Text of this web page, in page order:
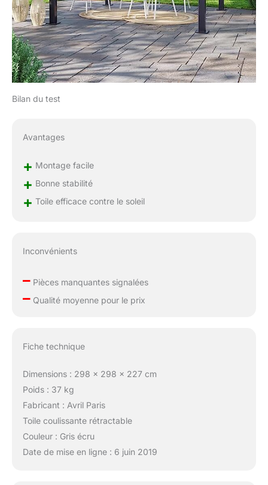
Bilan du test
Avantages
+ Montage facile
+ Bonne stabilité
+ Toile efficace contre le soleil
Inconvénients
–Pièces manquantes signalées
–Qualité moyenne pour le prix
Fiche technique
Dimensions : 298 x 298 x 227 cm
Poids : 37 kg
Fabricant : Avril Paris
Toile coulissante rétractable
Couleur : Gris écru
Date de mise en ligne : 6 juin 2019